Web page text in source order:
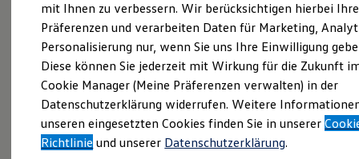
Nutzfahrzeuge
SUV und CUV
Familienautos
Kombis
Kompaktwagen
Sportwagen
Schnell verfügbare Fahrzeuge
Angebote und Produkte
Aktuelle Angebote
E-Auto-Förderung
Volkswagen Marktplatz
mit Ihnen zu verbessern. Wir berücksichtigen hierbei Ihre
Präferenzen und verarbeiten Daten für Marketing,
Personalisierung nur, wenn Sie uns Ihre Einwilligung
Diese können Sie jederzeit mit Wirkung für die Zukunft
Cookie Manager (Meine Präferenzen verwalten) in der
Datenschutzerklärung widerrufen. Weitere
unseren eingesetzten Cookies finden Sie in unserer
Richtlinie und unserer Datenschutzerklärung.